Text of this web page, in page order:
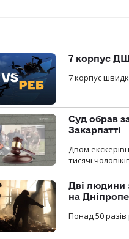
7 корпус
7 корпус
Суд обрав
Закарпатті
Двом
тисячі
Дві людини
на
Понад 50 разів